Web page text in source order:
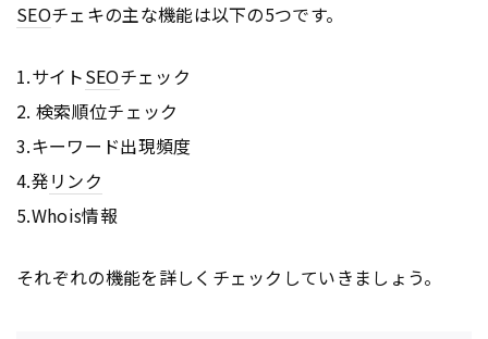
SEOチェキの主な機能は以下の5つです。
1.サイトSEOチェック
2. 検索順位チェック
3.キーワード出現頻度
4.発リンク
5.Whois情報
それぞれの機能を詳しくチェックしていきましょう。